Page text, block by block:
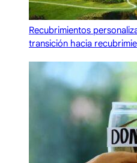
Recubrimientos
transición hacia